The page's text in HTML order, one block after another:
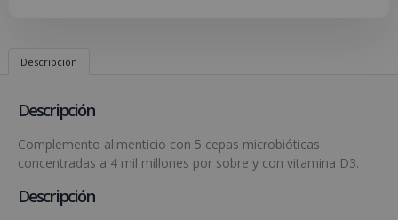
Descripción
Descripción
Complemento alimenticio con 5 cepas microbióticas
concentradas a 4 mil millones por sobre y con vitamina D3.
Descripción